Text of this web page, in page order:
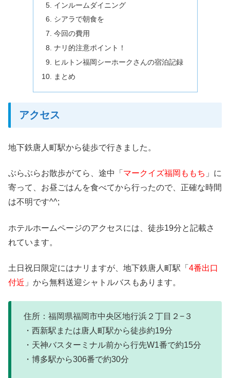
インルームダイニング
シアラで朝食を
今回の費用
ナリ的注意ポイント！
ヒルトン福岡シーホークさんの宿泊記録
まとめ
アクセス
地下鉄唐人町駅から徒歩で行きました。
ぶらぶらお散歩がてら、途中「 マークイズ福岡ももち 」に
寄って、お昼ごはんを食べてから行ったので、正確な時間
は不明です^^;
ホテルホームページのアクセスには、徒歩19分と記載さ
れています。
土日祝日限定にはナリますが、地下鉄唐人町駅「 4番出口
付近 」から無料送迎シャトルバスもあります。
住所：福岡県福岡市中央区地行浜２丁目２−３
・西新駅または唐人町駅から徒歩約19分
・天神バスターミナル前から行先W1番で約15分
・博多駅から306番で約30分